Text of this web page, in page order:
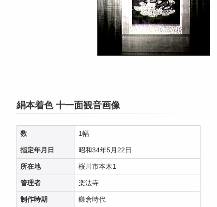
絹本着色 十一面観音画像
数 1幅
指定年月日 昭和34年5月22日
所在地 桜川市本木1
管理者 楽法寺
制作時期 鎌倉時代